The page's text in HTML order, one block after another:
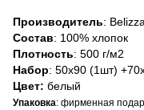
Производитель:
Состав: 100% хлопок
Плотность: 500 г/м2
Набор: 50х90 (1шт)
Цвет: белый
Упаковка: фирменная